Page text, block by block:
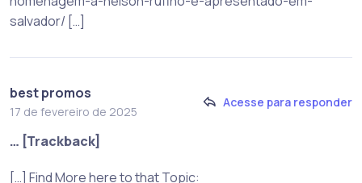
salvador/ […]
best promos
17 de fevereiro de 2025
Acesse para responder
… [Trackback]
[…] Find More here to that Topic: